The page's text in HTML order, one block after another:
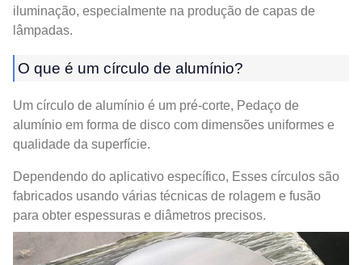
iluminação, especialmente na produção de capas de
lâmpadas.
O que é um círculo de alumínio?
Um círculo de alumínio é um pré-corte, Pedaço de
alumínio em forma de disco com dimensões uniformes e
qualidade da superfície.
Dependendo do aplicativo específico, Esses círculos são
fabricados usando várias técnicas de rolagem e fusão
para obter espessuras e diâmetros precisos.